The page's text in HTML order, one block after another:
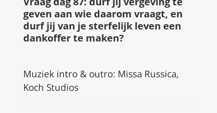
geven aan wie daarom vraagt, en
durf jij van je sterfelijk leven een
dankoffer te maken?
Muziek intro & outro: Missa Russica,
Koch Studios